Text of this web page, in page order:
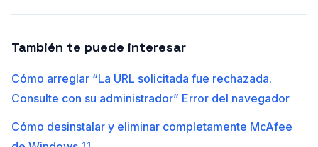
También te puede interesar
Cómo arreglar “La URL solicitada fue rechazada.
Consulte con su administrador” Error del navegador
Cómo desinstalar y eliminar completamente McAfee